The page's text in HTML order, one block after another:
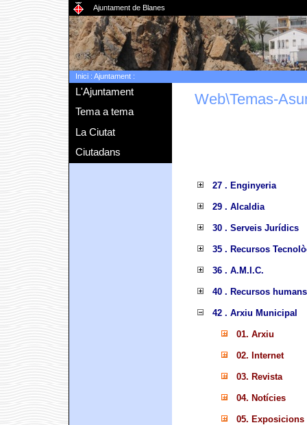
Ajuntament de Blanes
Inici: Ajuntament:
L'Ajuntament
Tema a tema
La Ciutat
Ciutadans
Web\Temas-
27 . Enginyeria
29 . Alcaldia
30 . Serveis Jurídics
35 . Recursos
36 . A.M.I.C.
40 . Recursos humans
42 . Arxiu Municipal
01. Arxiu
02. Internet
03. Revista
04. Notícies
05. Exposicions